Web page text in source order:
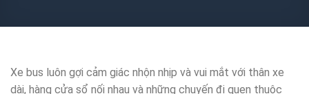
Xe bus luôn gợi cảm giác nhộn nhịp và vui mắt với thân xe
dài, hàng cửa sổ nối nhau và những chuyến đi quen thuộc